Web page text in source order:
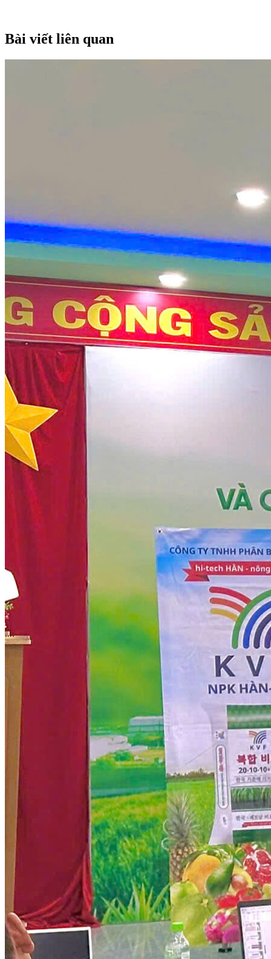
Bài viết liên quan